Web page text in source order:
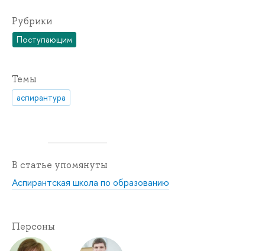
Рубрики
Поступающим
Темы
аспирантура
В статье упомянуты
Аспирантская школа по образованию
Персоны